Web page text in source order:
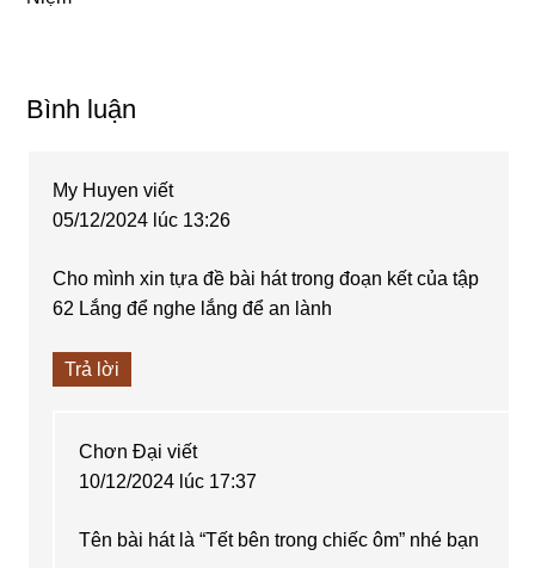
Reader
Bình luận
My Huyen viết
05/12/2024 lúc 13:26
Cho mình xin tựa đề bài hát trong đoạn kết của tập
62 Lắng để nghe lắng để an lành
Trả lời
Chơn Đại viết
10/12/2024 lúc 17:37
Tên bài hát là “Tết bên trong chiếc ôm” nhé bạn